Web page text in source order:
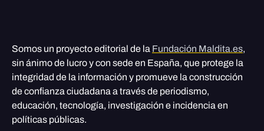
Somos un proyecto editorial de la Fundación Maldita.es,
sin ánimo de lucro y con sede en España, que protege la
integridad de la información y promueve la construcción
de confianza ciudadana a través de periodismo,
educación, tecnología, investigación e incidencia en
políticas públicas.